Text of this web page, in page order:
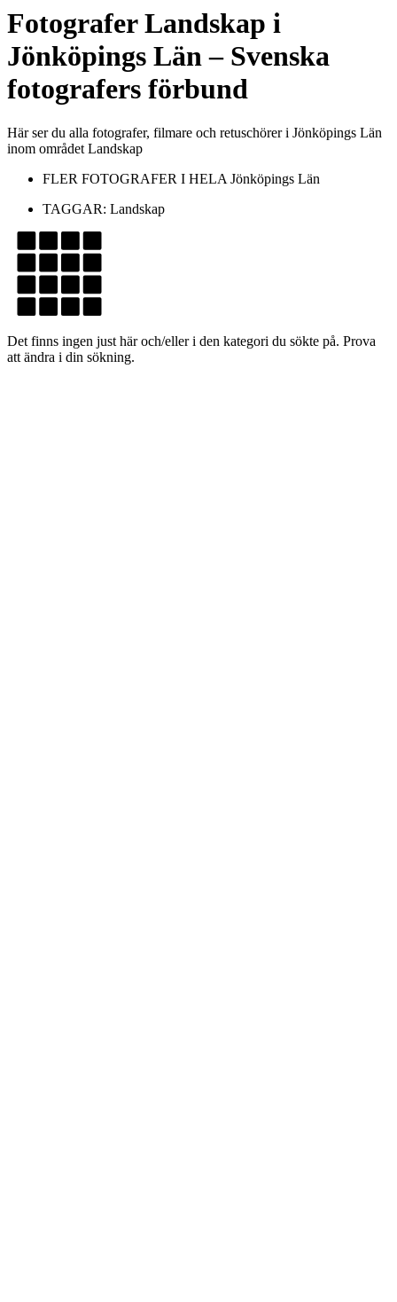
FotograferLandskap i
Jönköpings Län– Svenska
fotografers förbund
Här ser du alla fotografer, filmare och retuschörer i Jönköpings Län
inom området Landskap
FLER FOTOGRAFER I HELA Jönköpings Län
TAGGAR: Landskap
Det finns ingen just här och/eller i den kategori du sökte på. Prova
att ändra i din sökning.